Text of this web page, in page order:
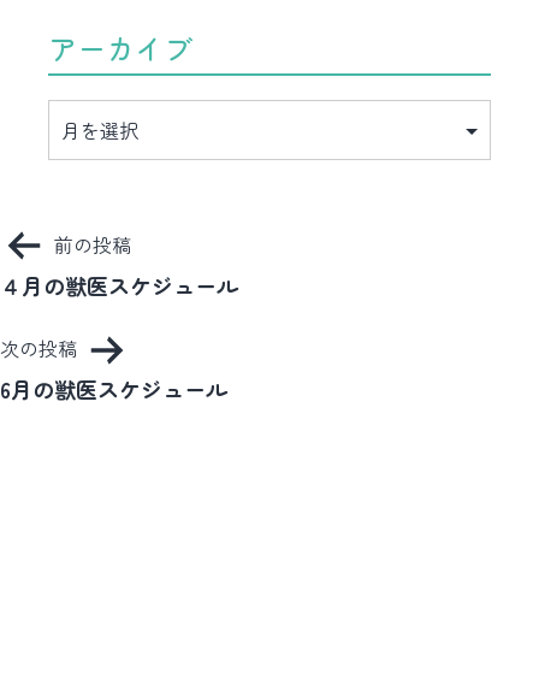
アーカイブ
イ
投
稿
ビ
ゲ
前の投稿
４月の獣医スケジュール
次の投稿
6月の獣医スケジュール